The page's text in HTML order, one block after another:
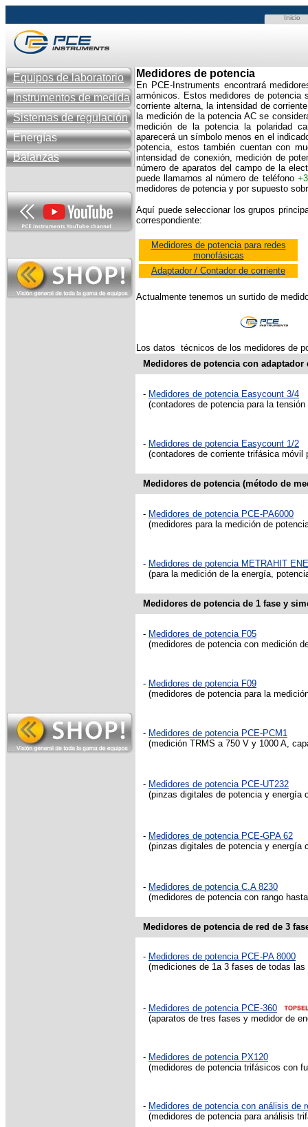
Inicio
Equipos de laboratorio
Instrumentos de medida
Sistemas de regulación
Energías
Balanzas
Medidores de potencia
En PCE-Instruments encontrará
armónicos. Estos medidores de potencia
corriente alterna, la intensidad de
la medición de la potencia AC se
medición de la potencia la polaridad
aparecerá un símbolo menos en el
potencia, estos también cuentan con
intensidad de conexión, medición de
número de aparatos del campo de la
puede llamarnos al número de teléfono
medidores de potencia y por supuesto
Aquí puede seleccionar los grupos
correspondiente:
Medidores de potencia para redes
monofásicas
Adaptador / Contador de corriente
Actualmente tenemos un surtido de
Los datos técnicos de los medidores de
Medidores de potencia con adaptador
- Medidores de potencia Easycount 3/4
(contadores de potencia para la
- Medidores de potencia Easycount 1/2
(contadores de corriente trifásica móvil
Medidores de potencia (método de
- Medidores de potencia PCE-PA6000
(medidores para la medición de
- Medidores de potencia METRAHIT
(para la medición de la energía,
Medidores de potencia de 1 fase y
- Medidores de potencia F05
(medidores de potencia con medición
- Medidores de potencia F09
(medidores de potencia para la
- Medidores de potencia PCE-PCM1
(medición TRMS a 750 V y 1000 A,
- Medidores de potencia PCE-UT232
(pinzas digitales de potencia y energía
- Medidores de potencia PCE-GPA 62
(pinzas digitales de potencia y energía
- Medidores de potencia C.A 8230
(medidores de potencia con rango
Medidores de potencia de red de 3
- Medidores de potencia PCE-PA 8000
(mediciones de 1a 3 fases de todas
- Medidores de potencia PCE-360
(aparatos de tres fases y medidor de
- Medidores de potencia PX120
(medidores de potencia trifásicos con
- Medidores de potencia con análisis de
(medidores de potencia para análisis